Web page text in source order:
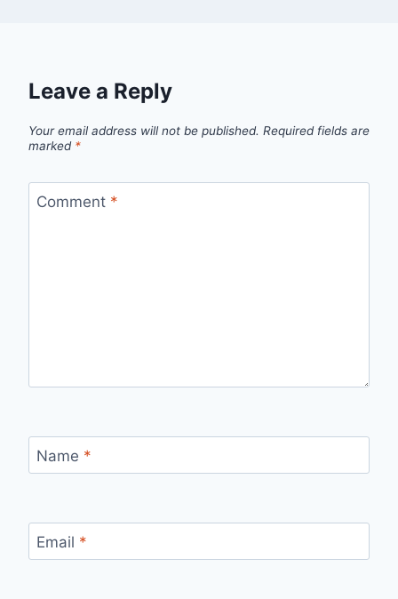
Leave a Reply
Your email address will not be published. Required fields are
marked *
Comment *
Name *
Email *